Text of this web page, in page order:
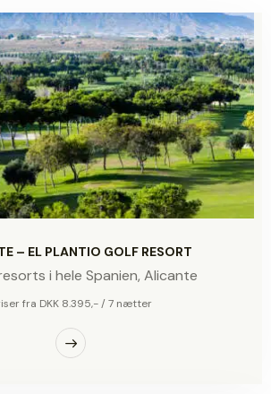
– EL PLANTIO GOLF RESORT
i hele Spanien, Alicante
fra DKK 8.395,- / 7 nætter